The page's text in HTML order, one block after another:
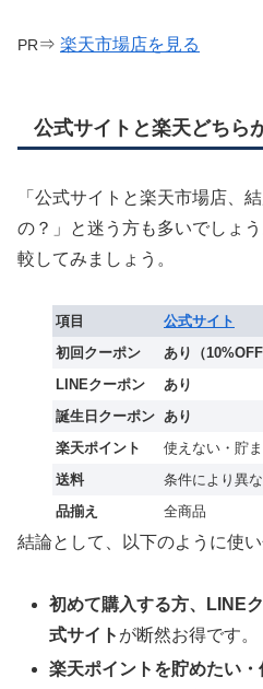
PR⇒ 楽天市場店を見る
公式サイトと楽天どちら
「公式サイトと楽天市場店、
の？」と迷う方も多いでしょ
較してみましょう。
項目 公式サイト
初回クーポン
あり（10%OFF
LINEクーポン
あり
誕生日クーポン あり
楽天ポイント
使えない・貯
送料
条件により異
品揃え
全商品
結論として、以下のように使
初めて購入する方、LINE
式サイト が断然お得です。
楽天ポイントを貯めたい